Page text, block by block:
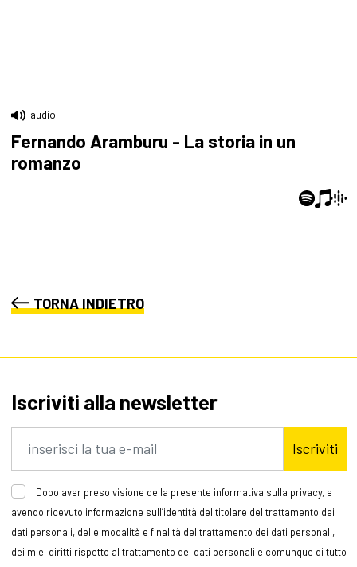
audio
Fernando Aramburu - La storia in un
romanzo
TORNA INDIETRO
Iscriviti alla newsletter
Iscriviti
Dopo aver preso visione della presente informativa sulla privacy, e
avendo ricevuto informazione sull’identità del titolare del trattamento dei
dati personali, delle modalità e finalità del trattamento dei dati personali,
dei miei diritti rispetto al trattamento dei dati personali e comunque di tutto